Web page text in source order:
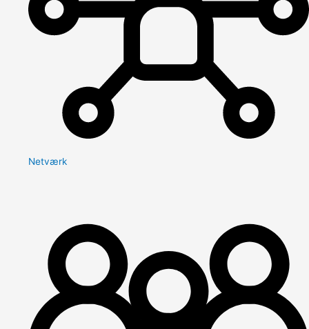
Netværk